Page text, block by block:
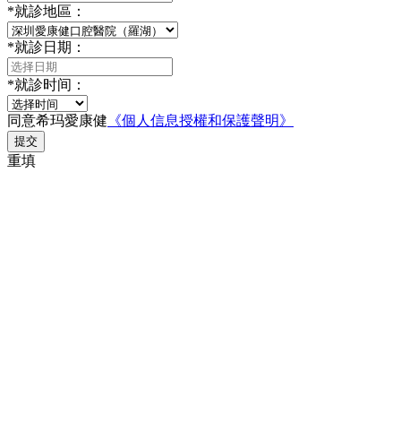
*就診地區：
*就診日期：
*就診时间：
同意希玛愛康健 《個人信息授權和保護聲明》
提交
重填